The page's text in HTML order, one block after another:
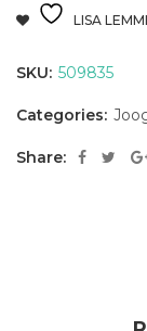
LISA
SKU: 509835
Categories:
Share: